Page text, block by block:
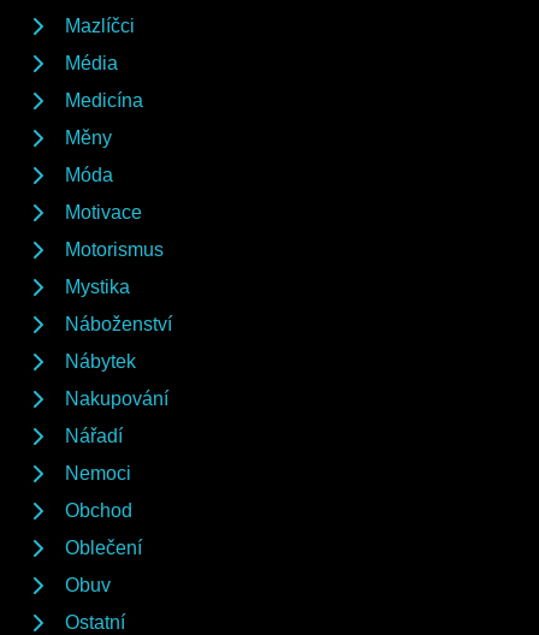
Mazlíčci
Média
Medicína
Měny
Móda
Motivace
Motorismus
Mystika
Náboženství
Nábytek
Nakupování
Nářadí
Nemoci
Obchod
Oblečení
Obuv
Ostatní